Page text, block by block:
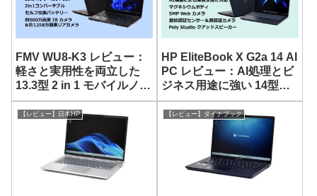
FMV WU8-K3 レビュー：
軽さと実用性を両立した
13.3型 2 in 1 モバイルノー
ト
HP EliteBook X G2a 14 AI
PC レビュー：AI処理とビ
ジネス用途に強い 14型モ
バイルノート
【レビュー】日本HP 【レビュー】ダイナブック